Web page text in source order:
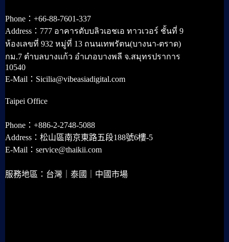
Phone：+66-88-7601-337
Address：777 อาคารดับบลิวเอชเอ ทาวเวอร์ ชั้นที่ 9
ห้องเลขที่ 932 หมู่ที่ 13 ถนนเทพรัตน(บางนา-ตราด)
กม.7 ตำบลบางแก้ว อำเภอบางพลี จ.สมุทรปราการ
10540
E-Mail：Sicilia@vibeasiadigital.com
Taipei Office
Phone：+886-2-2748-5088
Address：松山區南京東路五段188號6樓-5
E-Mail：service@thaikii.com
服務地區：台灣｜泰國｜中國市場